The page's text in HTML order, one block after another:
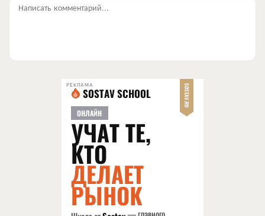
Написать комментарий...
РЕКЛАМА